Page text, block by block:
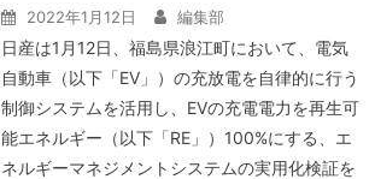
2022年1月12日 編集部
日産は1月12日、福島県浪江町において、電気
自動車（以下「EV」）の充放電を自律的に行う
制御システムを活用し、EVの充電電力を再生可
能エネルギー（以下「RE」）100%にする、エ
ネルギーマネジメントシステムの実用化検証を